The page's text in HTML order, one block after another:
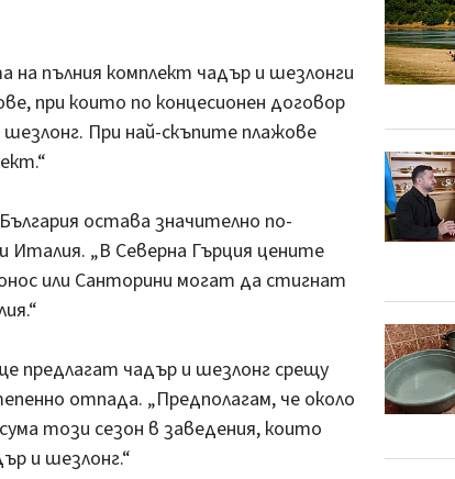
на пълния комплект чадър и шезлонги
при които по концесионен договор
При най-скъпите плажове
остава значително по-
Италия. „В Северна Гърция цените
или Санторини могат да стигнат
предлагат чадър и шезлонг срещу
отпада. „Предполагам, че около
този сезон в заведения, които
и шезлонг.“